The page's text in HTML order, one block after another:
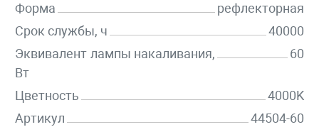
Форма
рефлекторная
Срок службы, ч
40000
Эквивалент лампы накаливания,
Вт
60
Цветность
4000K
Артикул
44504-60